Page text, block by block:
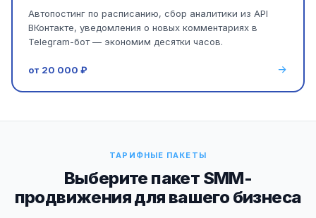
Автопостинг по расписанию, сбор аналитики из API
ВКонтакте, уведомления о новых комментариях в
Telegram-бот — экономим десятки часов.
от 20 000 ₽
ТАРИФНЫЕ ПАКЕТЫ
Выберите пакет SMM-
продвижения для вашего бизнеса